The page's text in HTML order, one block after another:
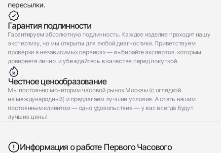
пересылки.
Гарантия подлинности
Гарантируем абсолютную подлинность. Каждое изделие проходит нашу
экспертизу, но мы открыты для любой диагностики. Приветствуем
проверки в независимых сервисах — выбирайте экспертов, которым
доверяете лично, и убеждайтесь в качестве перед покупкой.
Честное ценообразование
Мы постоянно мониторим часовой рынок Москвы (с оглядкой
на международный) и предлагаем лучшие условия. А стать нашим
постоянным клиентом — одно удовольствие — у вас всегда будут
лучшие цены!
Информация о работе Первого Часового